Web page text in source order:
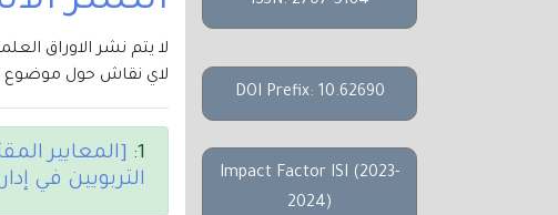
DOI Prefix: 10.62690
Impact Factor ISI (2023-
2024)
لا يتم نشر الاوراق
لاي نقاش حول موضوع
1: [المعايير
التربويين في